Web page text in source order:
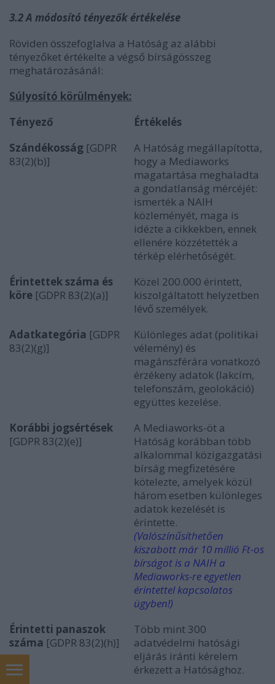
3.2 A módosító tényezők értékelése
Röviden összefoglalva a Hatóság az alábbi
tényezőket értékelte a végső bírságösszeg
meghatározásánál:
Súlyosító körülmények:
Tényező
Értékelés
Szándékosság [GDPR
83(2)(b)]
A Hatóság megállapította,
hogy a Mediaworks
magatartása meghaladta
a gondatlanság mércéjét:
ismerték a NAIH
közleményét, maga is
idézte a cikkekben, ennek
ellenére közzétették a
térkép elérhetőségét.
Érintettek száma és
köre [GDPR 83(2)(a)]
Közel 200.000 érintett,
kiszolgáltatott helyzetben
lévő személyek.
Adatkategória [GDPR
83(2)(g)]
Különleges adat (politikai
vélemény) és
magánszférára vonatkozó
érzékeny adatok (lakcím,
telefonszám, geolokáció)
együttes kezelése.
Korábbi jogsértések
[GDPR 83(2)(e)]
A Mediaworks-öt a
Hatóság korábban több
alkalommal közigazgatási
bírság megfizetésére
kötelezte, amelyek közül
három esetben különleges
adatok kezelését is
érintette.
(Valószínűsíthetően
kiszabott már 10 millió Ft-os
bírságot is a NAIH a
Mediaworks-re egyetlen
érintettel kapcsolatos
ügyben!)
Érintetti panaszok
száma [GDPR 83(2)(h)]
Több mint 300
adatvédelmi hatósági
eljárás iránti kérelem
érkezett a Hatósághoz.
In English